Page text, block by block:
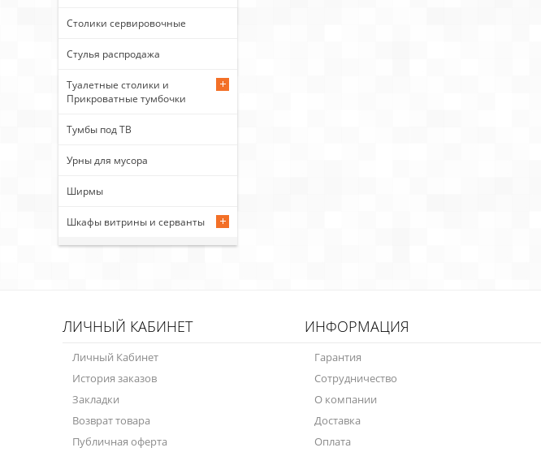
Столики сервировочные
Стулья распродажа
Туалетные столики и
Прикроватные тумбочки
Тумбы под ТВ
Урны для мусора
Ширмы
Шкафы витрины и серванты
ЛИЧНЫЙ КАБИНЕТ
Личный Кабинет
История заказов
Закладки
Возврат товара
Публичная оферта
ИНФОРМАЦИЯ
Гарантия
Сотрудничество
О компании
Доставка
Оплата